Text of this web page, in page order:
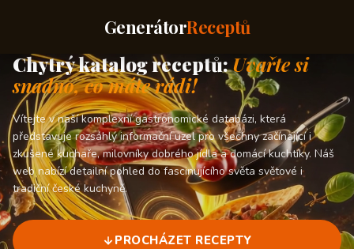
GenerátorReceptů
Chytrý katalog receptů:Uvařte si
snadno, co máte rádi!
Vítejte v naší komplexní gastronomické databázi, která
představuje rozsáhlý informační uzel pro všechny začínající i
zkušené kuchaře, milovníky dobrého jídla a domácí kuchtíky. Náš
web nabízí detailní pohled do fascinujícího světa světové i
tradiční české kuchyně.
PROCHÁZET RECEPTY